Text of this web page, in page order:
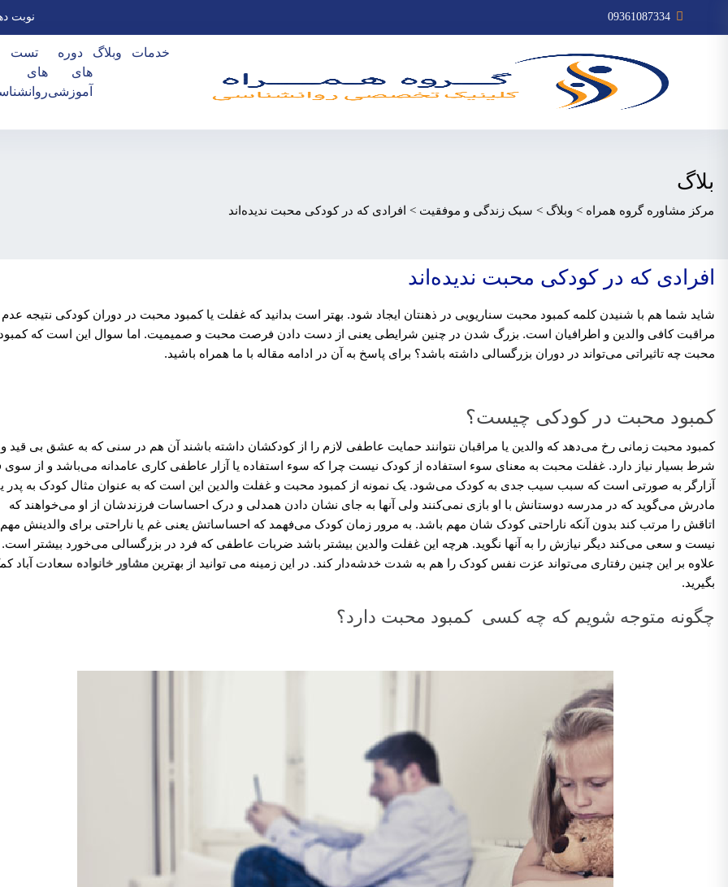
09361087334 نوبت
خدمات وبلاگ
دوره
های
آموزشی
تست
های
بلاگ
مرکز مشاوره گروه همراه > وبلاگ > سبک زندگی و موفقیت > افرادی که در کودکی محبت ندیده‌اند
افرادی که در کودکی محبت ندیده‌اند
شاید شما هم با شنیدن کلمه کمبود محبت سناریویی در ذهنتان ایجاد شود. بهتر است بدانید که غفلت یا کمبود محبت در دوران کودکی نتیجه عدم
مراقبت کافی والدین و اطرافیان است. بزرگ شدن در چنین شرایطی یعنی از دست دادن فرصت محبت و صمیمیت. اما سوال این است که
محبت چه تاثیراتی می‌تواند در دوران بزرگسالی داشته باشد؟ برای پاسخ به آن در ادامه مقاله با ما همراه باشید.
کمبود محبت در کودکی چیست؟
کمبود محبت زمانی رخ می‌دهد که والدین یا مراقبان نتوانند حمایت عاطفی لازم را از کودکشان داشته باشند آن هم در سنی که به عشق بی قید و
شرط بسیار نیاز دارد. غفلت محبت به معنای سوء استفاده از کودک نیست چرا که سوء استفاده یا آزار عاطفی کاری عامدانه می‌باشد و از سوی
آزارگر به صورتی است که سبب سیب جدی به کودک می‌شود. یک نمونه از کمبود محبت و غفلت والدین این است که به عنوان مثال کودک به پدر
مادرش می‌گوید که در مدرسه دوستانش با او بازی نمی‌کنند ولی آنها به جای نشان دادن همدلی و درک احساسات فرزندشان از او می‌خواهند که
اتاقش را مرتب کند بدون آنکه ناراحتی کودک شان مهم باشد. به مرور زمان کودک می‌فهمد که احساساتش یعنی غم یا ناراحتی برای والدینش مهم
نیست و سعی می‌کند دیگر نیازش را به آنها نگوید. هرچه این غفلت والدین بیشتر باشد ضربات عاطفی که فرد در بزرگسالی می‌خورد بیشتر است.
علاوه بر این چنین رفتاری می‌تواند عزت نفس کودک را هم به شدت خدشه‌دار کند. در این زمینه می توانید از بهترینمشاور خانواده سعادت آباد
بگیرید.
چگونه متوجه شویم که چه کسی کمبود محبت دارد؟